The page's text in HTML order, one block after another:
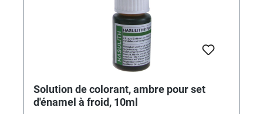
Solution de colorant, ambre pour set
d'énamel à froid, 10ml